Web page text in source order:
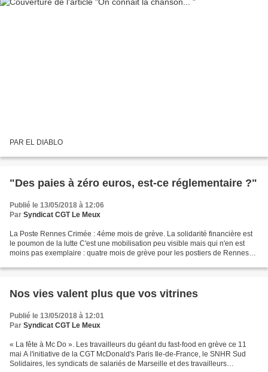
PAR EL DIABLO
"Des paies à zéro euros, est-ce réglementaire ?"
Publié le 13/05/2018 à 12:06
Par Syndicat CGT Le Meux
La Poste Rennes Crimée : 4éme mois de grève. La solidarité financière est
le poumon de la lutte C'est une mobilisation peu visible mais qui n'en est
moins pas exemplaire : quatre mois de grève pour les postiers de Rennes
Nos vies valent plus que vos vitrines
Publié le 13/05/2018 à 12:01
Par Syndicat CGT Le Meux
« La fête à Mc Do ». Les travailleurs du géant du fast-food en grève ce 11
mai A l'initiative de la CGT McDonald's Paris Ile-de-France, le SNHR Sud
Solidaires, les syndicats de salariés de Marseille et des travailleurs